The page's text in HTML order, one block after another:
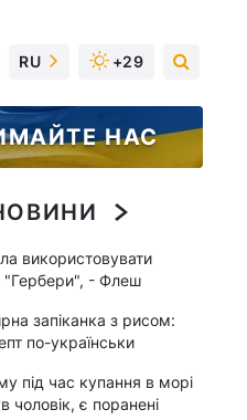
RU +29
НАС
використовувати
"Гербери", - Флеш
запіканка з рисом:
по-українськи
під час купання в морі
чоловік, є поранені